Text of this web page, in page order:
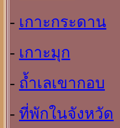
- เกาะกระดาน
- เกาะมุก
- ถ้ำเลเขากอบ
- ที่พักในจังหวัด